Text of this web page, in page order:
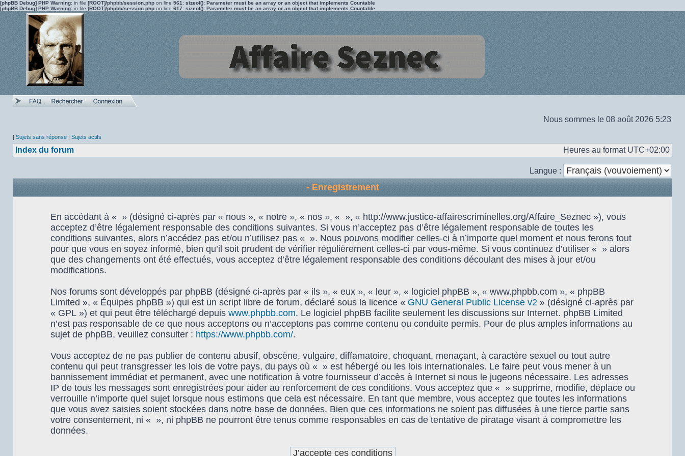
[phpBB Debug] PHP Warning: in file [ROOT]/phpbb/session.php on line 561 : sizeof(): Parameter must be an array or an object that implements Countable
[phpBB Debug] PHP Warning: in file [ROOT]/phpbb/session.php on line 617: sizeof(): Parameter must be an array or an object that implements Countable
Nous sommes le 08 août 2026 5:23
| Sujets sans réponse | Sujets actifs
Index du forum Heures au format UTC+02:00
Langue :
- Enregistrement
En accédant à « » (désigné ci-après par « nous », « notre », « nos », « », « http://www.justice-affairescriminelles.org/Affaire_Seznec »), vous
acceptez d’être légalement responsable des conditions suivantes. Si vous n’acceptez pas d’être légalement responsable de toutes les
conditions suivantes, alors n’accédez pas et/ou n’utilisez pas « ». Nous pouvons modifier celles-ci à n’importe quel moment et nous ferons tout
pour que vous en soyez informé, bien qu’il soit prudent de vérifier régulièrement celles-ci par vous-même. Si vous continuez d’utiliser « » alors
que des changements ont été effectués, vous acceptez d’être légalement responsable des conditions découlant des mises à jour et/ou
modifications.
Nos forums sont développés par phpBB (désigné ci-après par « ils », « eux », « leur », « logiciel phpBB », « www.phpbb.com », « phpBB
Limited », « Équipes phpBB ») qui est un script libre de forum, déclaré sous la licence « GNU General Public License v2» (désigné ci-après par
« GPL ») et qui peut être téléchargé depuis www.phpbb.com. Le logiciel phpBB facilite seulement les discussions sur Internet. phpBB Limited
n’est pas responsable de ce que nous acceptons ou n’acceptons pas comme contenu ou conduite permis. Pour de plus amples informations au
sujet de phpBB, veuillez consulter : https://www.phpbb.com/.
Vous acceptez de ne pas publier de contenu abusif, obscène, vulgaire, diffamatoire, choquant, menaçant, à caractère sexuel ou tout autre
contenu qui peut transgresser les lois de votre pays, du pays où « » est hébergé ou les lois internationales. Le faire peut vous mener à un
bannissement immédiat et permanent, avec une notification à votre fournisseur d’accès à Internet si nous le jugeons nécessaire. Les adresses
IP de tous les messages sont enregistrées pour aider au renforcement de ces conditions. Vous acceptez que « » supprime, modifie, déplace ou
verrouille n’importe quel sujet lorsque nous estimons que cela est nécessaire. En tant que membre, vous acceptez que toutes les informations
que vous avez saisies soient stockées dans notre base de données. Bien que ces informations ne soient pas diffusées à une tierce partie sans
votre consentement, ni « », ni phpBB ne pourront être tenus comme responsables en cas de tentative de piratage visant à compromettre les
données.